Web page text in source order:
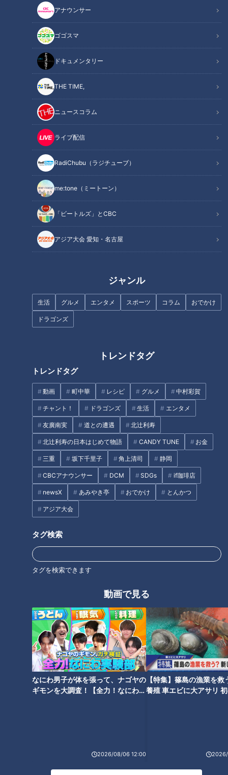
アナウンサー
ゴゴスマ
ドキュメンタリー
THE TIME,
ニュースコラム
ライブ配信
RadiChubu（ラジチューブ）
me:tone（ミートーン）
「ビートルズ」とCBC
アジア大会 愛知・名古屋
ジャンル
生活 グルメ エンタメ スポーツ コラム おでかけ
ドラゴンズ
トレンドタグ
トレンドタグ
動画 町中華 レシピ グルメ 中村彩賀
チャント！ ドラゴンズ 生活 エンタメ
友廣南実 道との遭遇 北辻利寿
北辻利寿の日本はじめて物語 CANDY TUNE お金
三重 坂下千里子 角上清司 静岡
CBCアナウンサー DCM SDGs if珈琲店
newsX あみやき亭 おでかけ とんかつ
アジア大会
タグ検索
タグを検索できます
動画で見る
なにわ男子が体を張って、ナゴヤの
ギモンを大調査！【全力！なにわ実
2026/08/06 12:00
【特集】篠島の漁業を救
養殖 車エビに大アサリ
記事に戻る
この記事を見たあなたへのおすすめ
ナが体を張って挑戦！ 【アジア
大会 愛知・名古屋】
大谷翔平選手の無茶ぶりから誕
生！侍ジャパン「お茶点て」パ
新生活に使いたい！「電動アシ
スト自転車」の選び方！
日本体操界の頂点を決める戦
～寺本明日香が語る注目選手と
みどころ～
美しいダム湖でSUPに挑戦 三
重まるごと自然体験！
三重の絶景スポット“象の背”を
めざして！
チャント！
オススメ関連コンテンツ
石丸幹二「すごい痩せました
ね！」…世界一楽なスクワッ
ト！？ダイエットのスペシャリ
ストに学ぶ「無理なくやせる方
40本のエビフライをタワー
に！？ 1本あたり110円の激安や
食べ放題も！ 愛知県で愛される
驚きの「エビフライメニュー」
7選
高速道路直通の〝あの東海地方
「夏までに10kg痩せる」ダイエ